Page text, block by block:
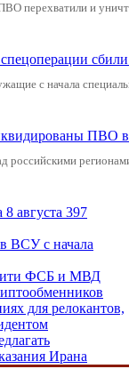
перехватили и
спецоперации
с начала
ПВО
российскими
августа 397
ВСУ с начала
ФСБ и МВД
для релокантов,
Ирана